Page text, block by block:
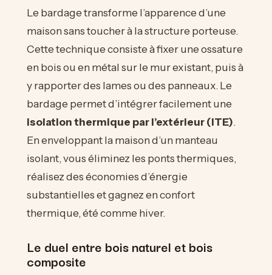
Le bardage transforme l’apparence d’une
maison sans toucher à la structure porteuse.
Cette technique consiste à fixer une ossature
en bois ou en métal sur le mur existant, puis à
y rapporter des lames ou des panneaux. Le
bardage permet d’intégrer facilement une
isolation thermique par l’extérieur (ITE).
En enveloppant la maison d’un manteau
isolant, vous éliminez les ponts thermiques,
réalisez des économies d’énergie
substantielles et gagnez en confort
thermique, été comme hiver.
Le duel entre bois naturel et bois
composite